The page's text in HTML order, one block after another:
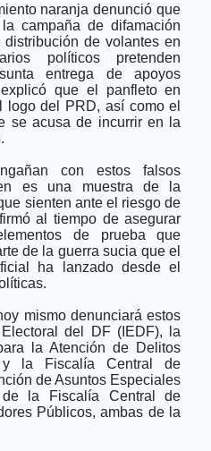
naranja denunció que
campaña de difamación
de volantes en
políticos pretenden
entrega de apoyos
que el panfleto en
logo del PRD, así como el
se acusa de incurrir en la
con estos falsos
es una muestra de la
sienten ante el riesgo de
al tiempo de asegurar
de prueba que
de la guerra sucia que el
ha lanzado desde el
mismo denunciará estos
del DF (IEDF), la
la Atención de Delitos
y la Fiscalía Central de
de Asuntos Especiales
la Fiscalía Central de
Públicos, ambas de la